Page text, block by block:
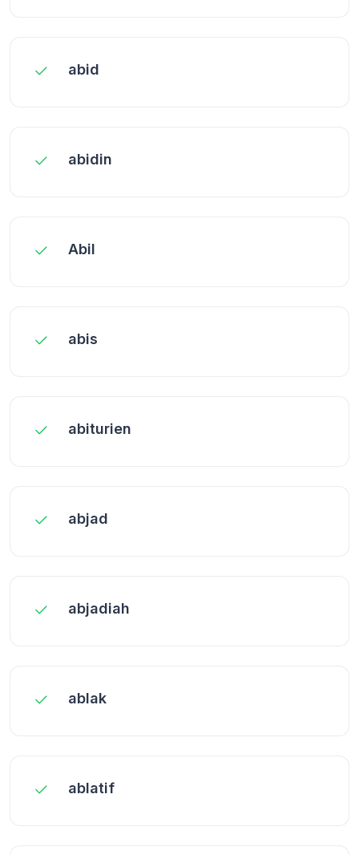
abid
abidin
Abil
abis
abiturien
abjad
abjadiah
ablak
ablatif